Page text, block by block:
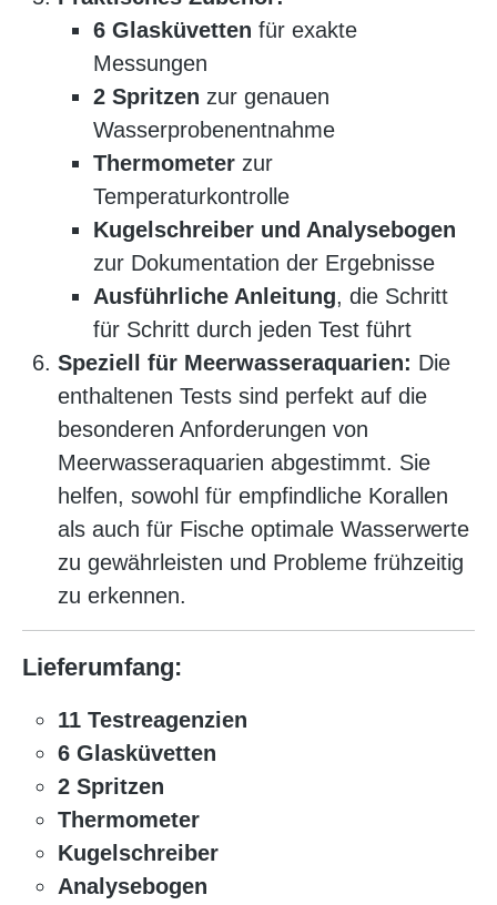
6 Glasküvetten für exakte
Messungen
2 Spritzen zur genauen
Wasserprobenentnahme
Thermometer zur
Temperaturkontrolle
Kugelschreiber und Analysebogen
zur Dokumentation der Ergebnisse
Ausführliche Anleitung, die Schritt
für Schritt durch jeden Test führt
Speziell für Meerwasseraquarien: Die
enthaltenen Tests sind perfekt auf die
besonderen Anforderungen von
Meerwasseraquarien abgestimmt. Sie
helfen, sowohl für empfindliche Korallen
als auch für Fische optimale Wasserwerte
zu gewährleisten und Probleme frühzeitig
zu erkennen.
Lieferumfang:
11 Testreagenzien
6 Glasküvetten
2 Spritzen
Thermometer
Kugelschreiber
Analysebogen